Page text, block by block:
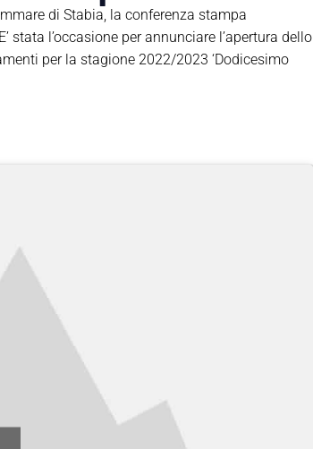
di Stabia, la conferenza stampa
stata l’occasione per annunciare l’apertura dello
per la stagione 2022/2023 ‘Dodicesimo